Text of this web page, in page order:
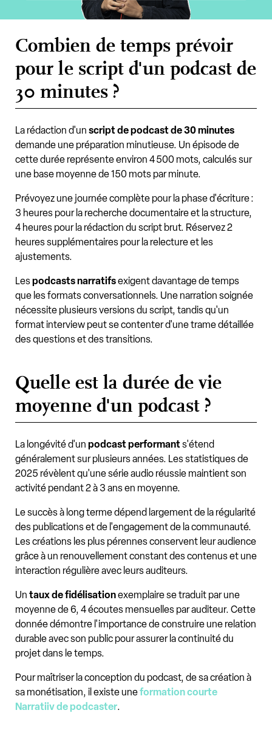
Combien de temps prévoir
pour le script d'un podcast de
30 minutes ?
La rédaction d'un script de podcast de 30 minutes
demande une préparation minutieuse. Un épisode de
cette durée représente environ 4 500 mots, calculés sur
une base moyenne de 150 mots par minute.
Prévoyez une journée complète pour la phase d'écriture :
3 heures pour la recherche documentaire et la structure,
4 heures pour la rédaction du script brut. Réservez 2
heures supplémentaires pour la relecture et les
ajustements.
Lespodcasts narratifsexigent davantage de temps
que les formats conversationnels. Une narration soignée
nécessite plusieurs versions du script, tandis qu'un
format interview peut se contenter d'une trame détaillée
des questions et des transitions.
Quelle est la durée de vie
moyenne d'un podcast ?
La longévité d'un podcast performants'étend
généralement sur plusieurs années. Les statistiques de
2025 révèlent qu'une série audio réussie maintient son
activité pendant 2 à 3 ans en moyenne.
Le succès à long terme dépend largement de la régularité
des publications et de l'engagement de la communauté.
Les créations les plus pérennes conservent leur audience
grâce à un renouvellement constant des contenus et une
interaction régulière avec leurs auditeurs.
Un taux de fidélisationexemplaire se traduit par une
moyenne de 6, 4 écoutes mensuelles par auditeur. Cette
donnée démontre l'importance de construire une relation
durable avec son public pour assurer la continuité du
projet dans le temps.
Pour maîtriser la conception du podcast, de sa création à
sa monétisation, il existe uneformation courte
Narratiiv de podcaster.